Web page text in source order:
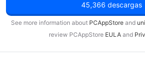
45,366 descargas
See more information about PCAppStore and
review PCAppStore EULAand